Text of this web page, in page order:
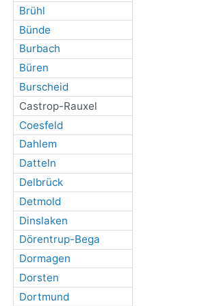
Brühl
Bünde
Burbach
Büren
Burscheid
Castrop-Rauxel
Coesfeld
Dahlem
Datteln
Delbrück
Detmold
Dinslaken
Dörentrup-Bega
Dormagen
Dorsten
Dortmund